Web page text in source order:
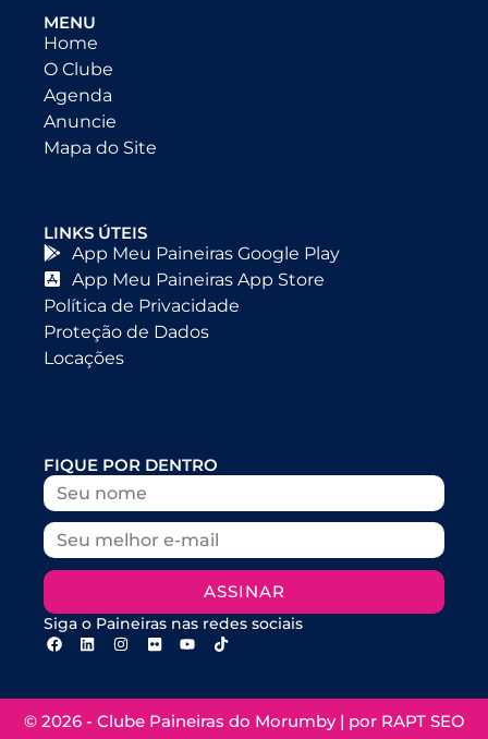
MENU
Home
O Clube
Agenda
Anuncie
Mapa do Site
LINKS ÚTEIS
App Meu Paineiras Google Play
App Meu Paineiras App Store
Política de Privacidade
Proteção de Dados
Locações
FIQUE POR DENTRO
ASSINAR
Siga o Paineiras nas redes sociais
© 2026 - Clube Paineiras do Morumby | por RAPT SEO